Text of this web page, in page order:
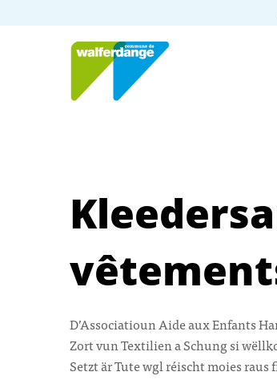
D’Associatioun Aide aux Enfants
Zort vun Textilien a Schung si
Setzt är Tute wgl réischt moies